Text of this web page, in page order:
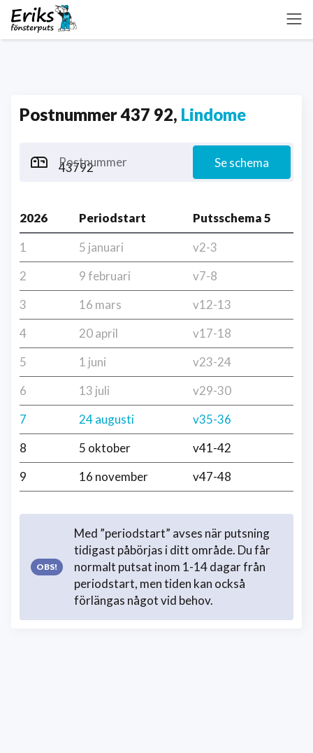
Postnummer 437 92, Lindome
Postnummer Se schema
2026 Periodstart
Putsschema 5
1
5 januari
v2-3
2
9 februari
v7-8
3
16 mars
v12-13
4
20 april
v17-18
5
1 juni
v23-24
6
13 juli
v29-30
7
24 augusti
v35-36
8
5 oktober
v41-42
9
16 november v47-48
Med ”periodstart” avses när putsning
tidigast påbörjas i ditt område. Du får
normalt putsat inom 1-14 dagar från
periodstart, men tiden kan också
förlängas något vid behov.